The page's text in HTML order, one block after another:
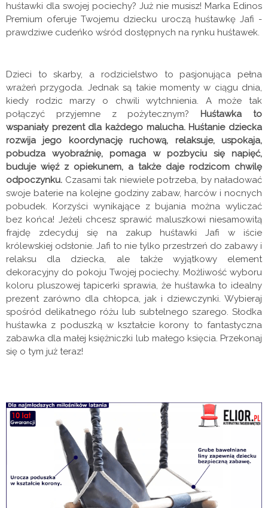
huśtawki dla swojej pociechy? Już nie musisz! Marka Edinos
Premium oferuje Twojemu dziecku uroczą huśtawkę Jafi -
prawdziwe cudeńko wśród dostępnych na rynku huśtawek.
Dzieci to skarby, a rodzicielstwo to pasjonująca pełna
wrażeń przygoda. Jednak są takie momenty w ciągu dnia,
kiedy rodzic marzy o chwili wytchnienia. A może tak
połączyć przyjemne z pożytecznym? Huśtawka to
wspaniały prezent dla każdego malucha. Huśtanie dziecka
rozwija jego koordynację ruchową, relaksuje, uspokaja,
pobudza wyobraźnię, pomaga w pozbyciu się napięć,
buduje więź z opiekunem, a także daje rodzicom chwilę
odpoczynku. Czasami tak niewiele potrzeba, by naładować
swoje baterie na kolejne godziny zabaw, harców i nocnych
pobudek. Korzyści wynikające z bujania można wyliczać
bez końca! Jeżeli chcesz sprawić maluszkowi niesamowitą
frajdę zdecyduj się na zakup huśtawki Jafi w iście
królewskiej odsłonie. Jafi to nie tylko przestrzeń do zabawy i
relaksu dla dziecka, ale także wyjątkowy element
dekoracyjny do pokoju Twojej pociechy. Możliwość wyboru
koloru pluszowej tapicerki sprawia, że huśtawka to idealny
prezent zarówno dla chłopca, jak i dziewczynki. Wybieraj
spośród delikatnego różu lub subtelnego szarego. Słodka
huśtawka z poduszką w kształcie korony to fantastyczna
zabawka dla małej księżniczki lub małego księcia. Przekonaj
się o tym już teraz!